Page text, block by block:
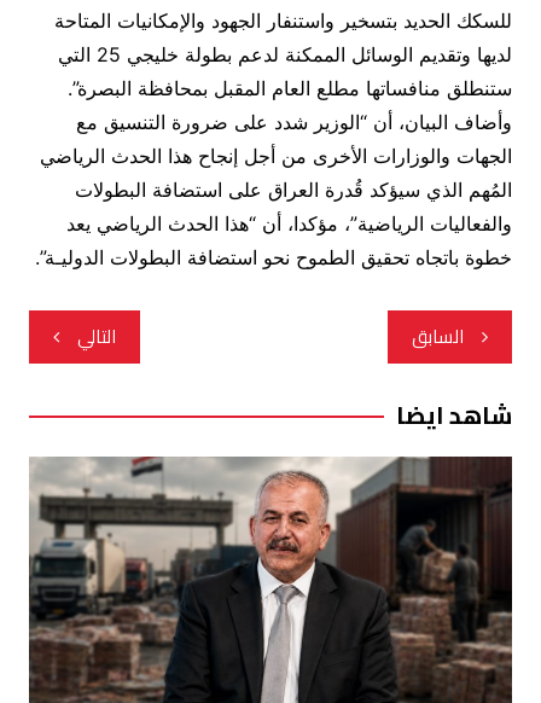
للسكك الحديد بتسخير واستنفار الجهود والإمكانيات المتاحة
لديها وتقديم الوسائل الممكنة لدعم بطولة خليجي 25 التي
ستنطلق منافساتها مطلع العام المقبل بمحافظة البصرة”.
وأضاف البيان، أن “الوزير شدد على ضرورة التنسيق مع
الجهات والوزارات الأخرى من أجل إنجاح هذا الحدث الرياضي
المُهم الذي سيؤكد قُدرة العراق على استضافة البطولات
والفعاليات الرياضية”، مؤكدا، أن “هذا الحدث الرياضي يعد
خطوة باتجاه تحقيق الطموح نحو استضافة البطولات الدوليـة”.
تصفّح
المقالات
السابق التالي
شاهد ايضا